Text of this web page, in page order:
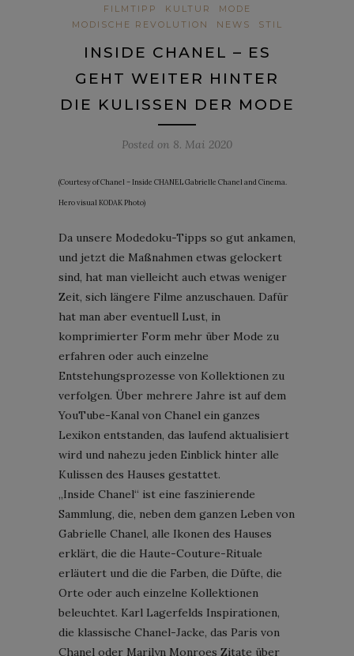
FILMTIPP KULTUR
MODE
MODISCHE REVOLUTION
NEWS STIL
INSIDE CHANEL – ES
GEHT WEITER HINTER
DIE KULISSEN DER MODE
Posted on 8. Mai 2020
(Courtesy of Chanel – Inside CHANEL Gabrielle Chanel and Cinema.
Hero visual KODAK Photo)
Da unsere Modedoku-Tipps so gut ankamen,
und jetzt die Maßnahmen etwas gelockert
sind, hat man vielleicht auch etwas weniger
Zeit, sich längere Filme anzuschauen. Dafür
hat man aber eventuell Lust, in
komprimierter Form mehr über Mode zu
erfahren oder auch einzelne
Entstehungsprozesse von Kollektionen zu
verfolgen. Über mehrere Jahre ist auf dem
YouTube-Kanal von Chanel ein ganzes
Lexikon entstanden, das laufend aktualisiert
wird und nahezu jeden Einblick hinter alle
Kulissen des Hauses gestattet.
„Inside Chanel“ ist eine faszinierende
Sammlung, die, neben dem ganzen Leben von
Gabrielle Chanel, alle Ikonen des Hauses
erklärt, die die Haute-Couture-Rituale
erläutert und die die Farben, die Düfte, die
Orte oder auch einzelne Kollektionen
beleuchtet. Karl Lagerfelds Inspirationen,
die klassische Chanel-Jacke, das Paris von
Chanel oder Marilyn Monroes Zitate über